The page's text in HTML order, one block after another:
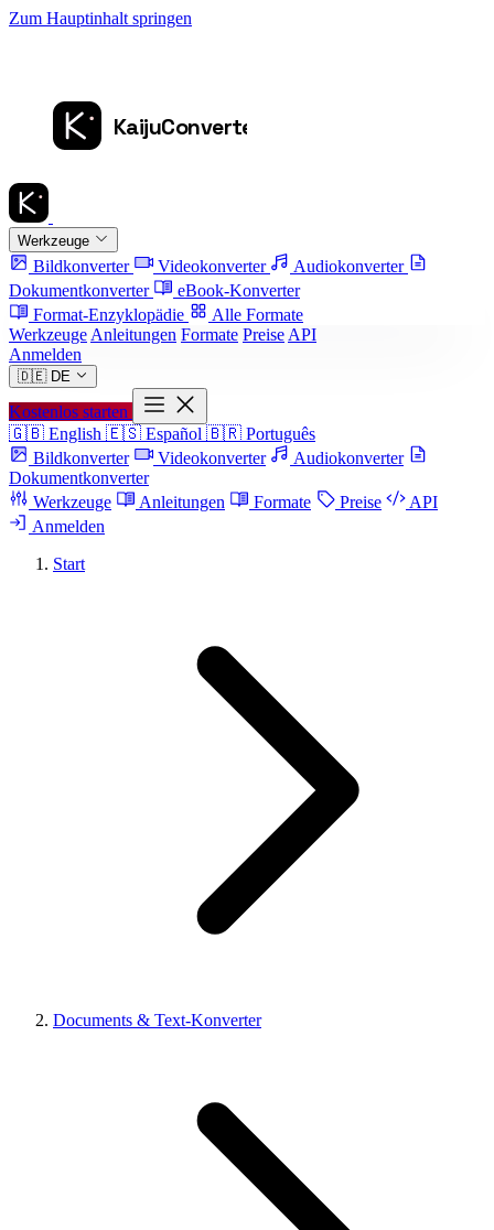
Zum Hauptinhalt springen
Werkzeuge
Bildkonverter Videokonverter
Audiokonverter
Dokumentkonverter
eBook-Konverter
Format-Enzyklopädie
Alle Formate
Werkzeuge Anleitungen Formate Preise API
Anmelden
🇩🇪 DE
Kostenlos starten
🇬🇧 English 🇪🇸 Español 🇧🇷 Português
Bildkonverter
Videokonverter
Audiokonverter
Dokumentkonverter
Werkzeuge
Anleitungen Formate Preise
API
Anmelden
Start
Documents & Text-Konverter